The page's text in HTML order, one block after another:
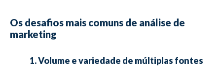
Os desafios mais comuns de análise de
marketing
1. Volume e variedade de múltiplas fontes